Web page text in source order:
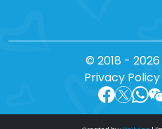
© 2018 - 2026
Privacy Policy